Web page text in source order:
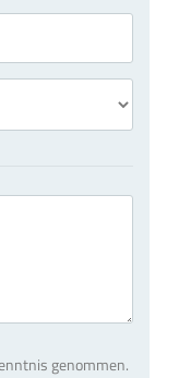
genommen.